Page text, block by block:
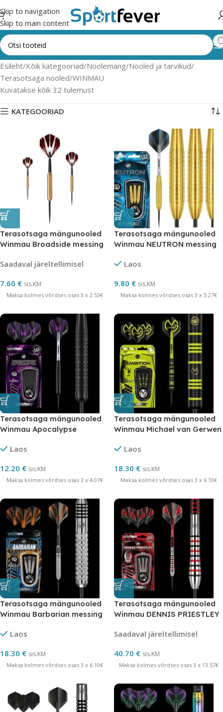
Skip to navigation
Skip to main content
Esileht Kõik kategooriad Noolemäng Nooled ja tarvikud
Terasotsaga nooled WINMAU
Kuvatakse kõik 32 tulemust
KATEGOORIAD
Terasotsaga mängunooled
Winmau Broadside messing
Saadaval järeltellimisel
7.60 € sis.KM
Maksa kolmes võrdses osas 3 x 2.53€
Terasotsaga mängunooled
Winmau NEUTRON messing
Laos
9.80 € sis.KM
Maksa kolmes võrdses osas 3 x 3.27€
Terasotsaga mängunooled
Winmau Apocalypse
Laos
12.20 € sis.KM
Maksa kolmes võrdses osas 3 x 4.07€
Terasotsaga mängunooled
Winmau Michael van Gerwen
Laos
18.30 € sis.KM
Maksa kolmes võrdses osas 3 x 6.10€
Terasotsaga mängunooled
Winmau Barbarian messing
Laos
18.30 € sis.KM
Maksa kolmes võrdses osas 3 x 6.10€
Terasotsaga mängunooled
Winmau DENNIS PRIESTLEY
Saadaval järeltellimisel
40.70 € sis.KM
Maksa kolmes võrdses osas 3 x 13.57€